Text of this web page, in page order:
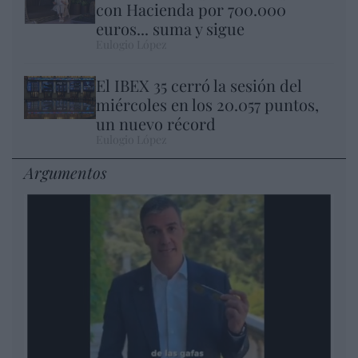
con Hacienda por 700.000
euros... suma y sigue
El IBEX 35 cerró la sesión del
miércoles en los 20.057 puntos,
un nuevo récord
Argumentos